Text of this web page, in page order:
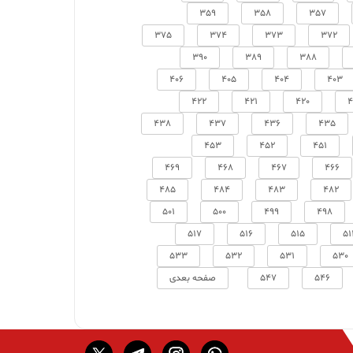
357
358
359
372
373
374
375
388
389
390
403
404
405
406
420
421
422
435
436
437
438
451
452
453
466
467
468
469
482
483
484
485
498
499
500
501
515
516
517
530
531
532
533
546
547 صفحه بعدی